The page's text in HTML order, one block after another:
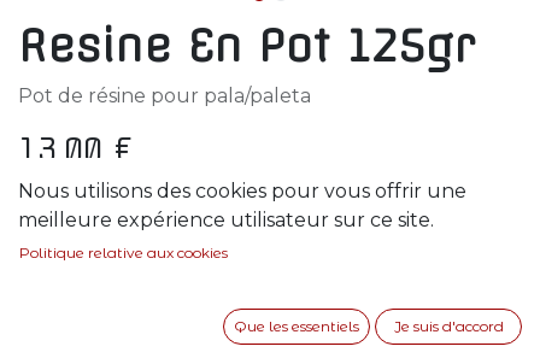
Resine En Pot 125gr
Pot de résine pour pala/paleta
13,00 €
Nous utilisons des cookies pour vous offrir une
meilleure expérience utilisateur sur ce site.
Politique relative aux cookies
Que les essentiels Je suis d'accord